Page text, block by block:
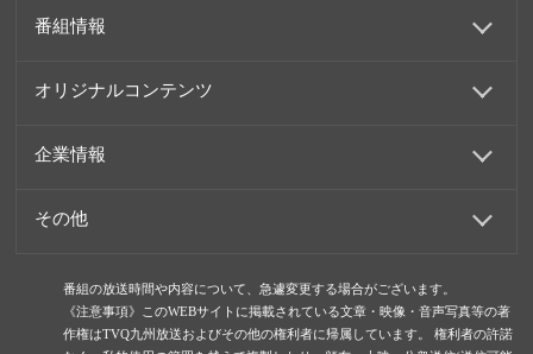
番組情報
オリジナルコンテンツ
企業情報
その他
番組の放送時間や内容について、急遽変更する場合がございます。
《注意事項》このWEBサイトに掲載されている文章・映像・音声写真等の著
作権はTVQ九州放送およびその他の権利者に帰属しています。 権利者の許諾